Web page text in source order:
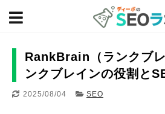
RankBrain（ランクブ
ンクブレインの役割と
2025/08/04 SEO